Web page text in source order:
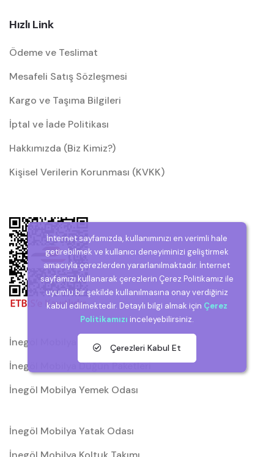
Hızlı Link
Ödeme ve Teslimat
Mesafeli Satış Sözleşmesi
Kargo ve Taşıma Bilgileri
İptal ve İade Politikası
Hakkımızda (Biz Kimiz?)
Kişisel Verilerin Korunması (KVKK)
İnegöl Mobilya
İnegöl Mobilya Düğün Paketleri
İnegöl Mobilya Yemek Odası
İnegöl Mobilya Yatak Odası
İnternet sayfamızda, kullanımınızı en verimli hale
getirebilmek ve kullanıcı deneyiminizi geliştirmek
amacıyla çerezlerden yararlanılmaktadır. İnternet
sayfamızı kullanarak çerezlerin Çerez Politikamız ile
uyumlu bir şekilde kullanılmasına onay verdiğiniz
kabul edilmektedir. Detaylı bilgi almak için Çerez
Politikamızı inceleyebilirsiniz.
Çerezleri Kabul Et